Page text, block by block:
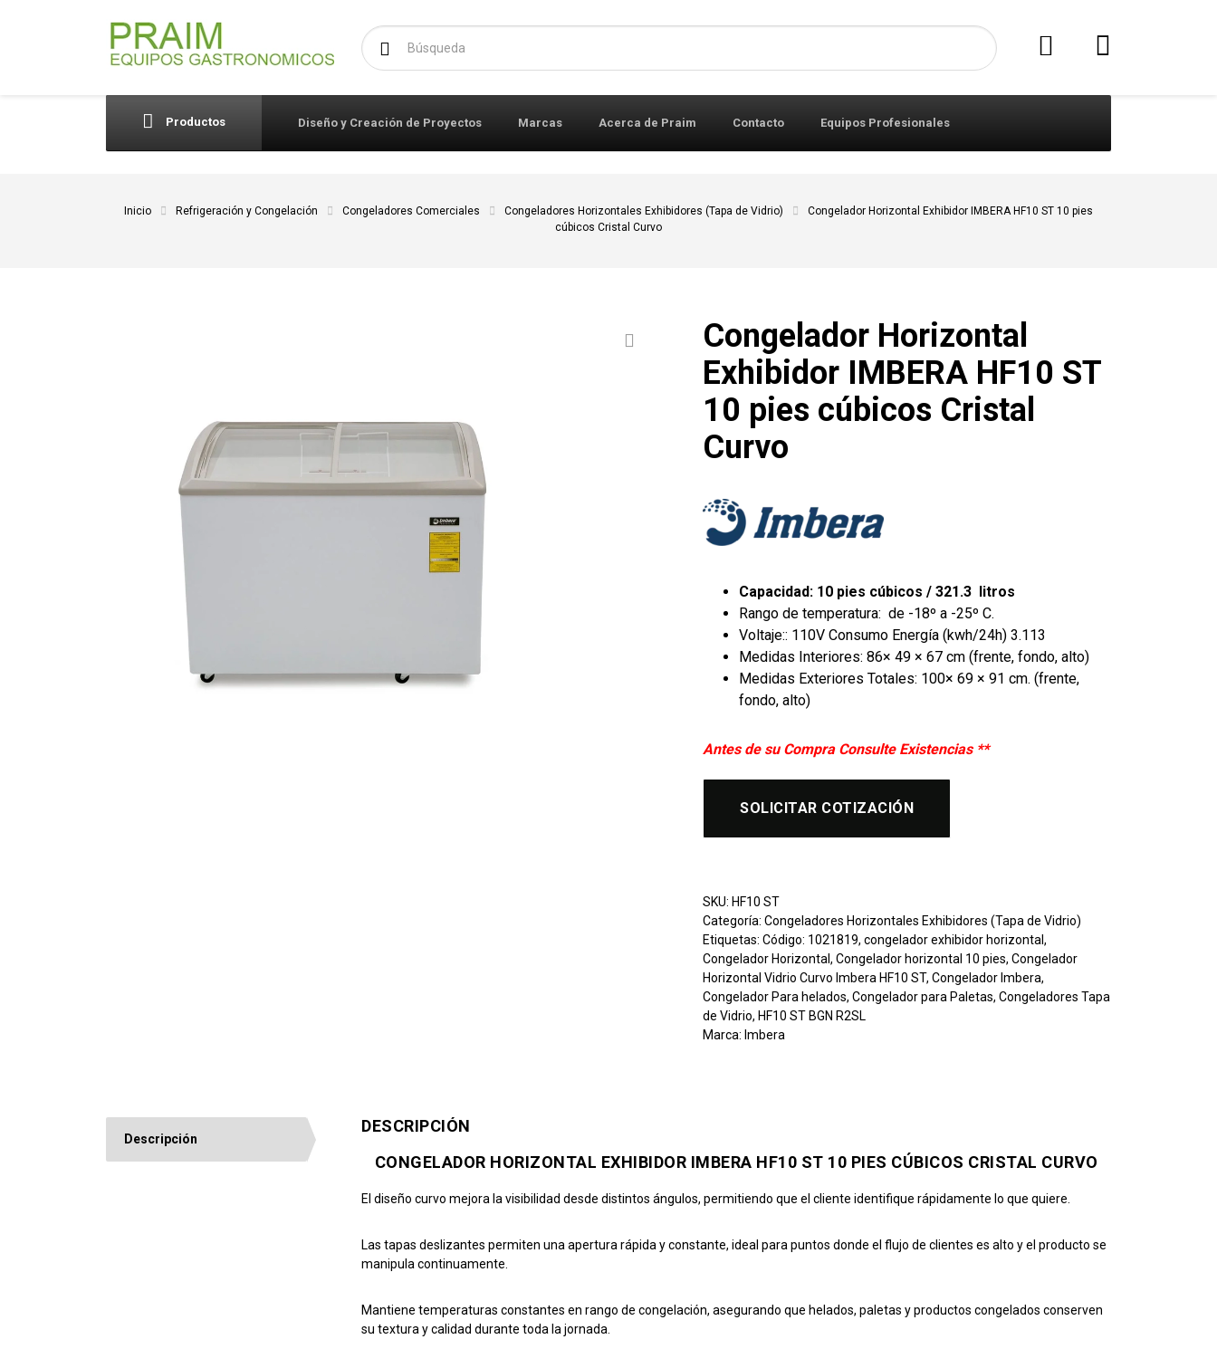
Buscar:
Productos Diseño y Creación de Proyectos Marcas Acerca de Praim Contacto Equipos Profesionales
Inicio Refrigeración y Congelación Congeladores Comerciales Congeladores Horizontales Exhibidores (Tapa de Vidrio)
Congelador Horizontal Exhibidor IMBERA HF10 ST 10 pies
cúbicos Cristal Curvo
Congelador Horizontal
Exhibidor IMBERA HF10 ST
10 pies cúbicos Cristal
Curvo
Capacidad: 10 pies cúbicos / 321.3 litros
Rango de temperatura: de -18º a -25º C.
Voltaje:: 110V Consumo Energía (kwh/24h) 3.113
Medidas Interiores: 86× 49 × 67 cm (frente, fondo, alto)
Medidas Exteriores Totales: 100× 69 × 91 cm. (frente,
fondo, alto)
Antes de su Compra Consulte Existencias **
SOLICITAR COTIZACIÓN
SKU: HF10 ST
Categoría:Congeladores Horizontales Exhibidores (Tapa de Vidrio)
Etiquetas:Código: 1021819,congelador exhibidor horizontal,
Congelador Horizontal,Congelador horizontal 10 pies,Congelador
Horizontal Vidrio Curvo Imbera HF10 ST,Congelador Imbera,
Congelador Para helados,Congelador para Paletas,Congeladores Tapa
de Vidrio, HF10 ST BGN R2SL
Marca: Imbera
Descripción
DESCRIPCIÓN
CONGELADOR HORIZONTAL EXHIBIDOR IMBERA HF10 ST 10 PIES CÚBICOS CRISTAL CURVO
El diseño curvo mejora la visibilidad desde distintos ángulos, permitiendo que el cliente identifique rápidamente lo que quiere.
Las tapas deslizantes permiten una apertura rápida y constante, ideal para puntos donde el flujo de clientes es alto y el producto se
manipula continuamente.
Mantiene temperaturas constantes en rango de congelación, asegurando que helados, paletas y productos congelados conserven
su textura y calidad durante toda la jornada.